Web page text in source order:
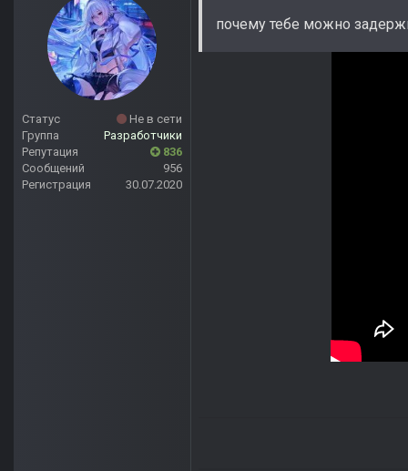
Статус
Не в сети
Группа
Разработчики
Репутация
836
Сообщений
956
Регистрация
30.07.2020
почему тебе можно